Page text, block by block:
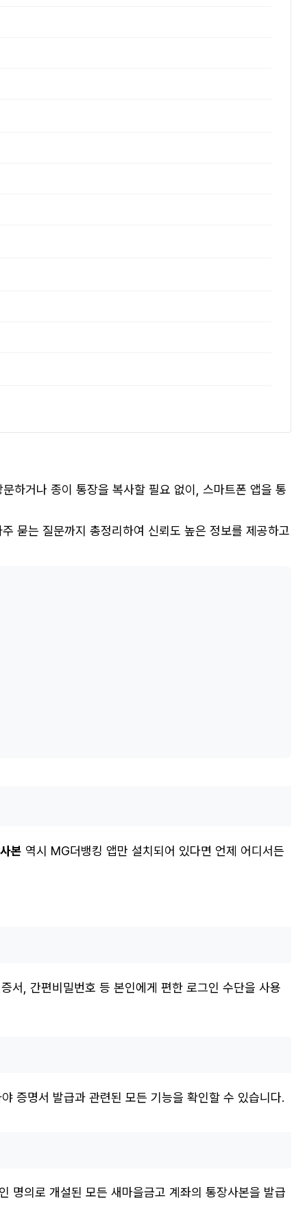
하거나 종이 통장을 복사할 필요 없이, 스마트폰 앱을 통
묻는 질문까지 총정리하여 신뢰도 높은 정보를 제공하고
본 역시 MG더뱅킹 앱만 설치되어 있다면 언제 어디서든
서, 간편비밀번호 등 본인에게 편한 로그인 수단을 사용
증명서 발급과 관련된 모든 기능을 확인할 수 있습니다.
명의로 개설된 모든 새마을금고 계좌의 통장사본을 발급